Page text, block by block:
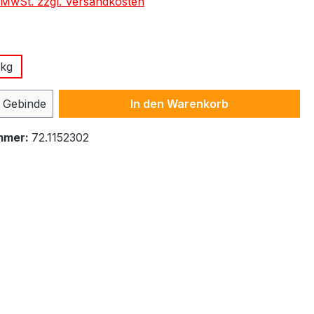
Anzahl: Gib den gewünschten Wert
Gebinde In den Warenkorb
72.1152302